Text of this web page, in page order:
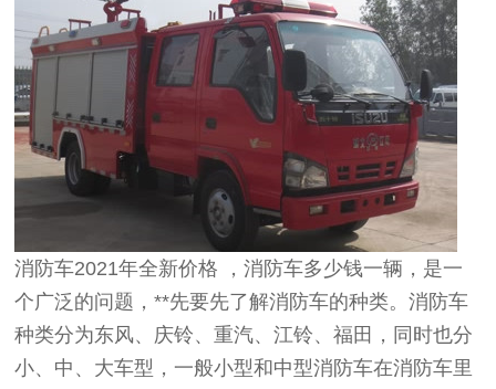
消防车2021年全新价格 ，消防车多少钱一辆，是一
个广泛的问题，**先要先了解消防车的种类。消防车
种类分为东风、庆铃、重汽、江铃、福田，同时也分
小、中、大车型，一般小型和中型消防车在消防车里